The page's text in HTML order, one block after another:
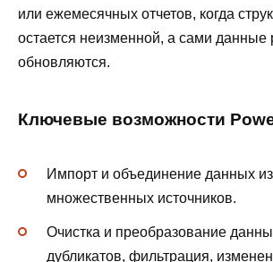
или ежемесячных отчетов, когда
остается неизменной, а сами данные
обновляются.
Ключевые возможности
Импорт и объединение данных из
множественных источников.
Очистка и преобразование
дубликатов, фильтрация,